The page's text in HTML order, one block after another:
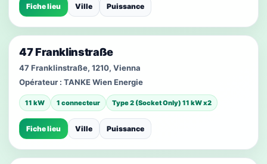
Fiche lieu Ville Puissance
47 Franklinstraße
47 Franklinstraße, 1210, Vienna
Opérateur : TANKE Wien Energie
11 kW 1 connecteur Type 2 (Socket Only) 11 kW x2
Fiche lieu Ville Puissance